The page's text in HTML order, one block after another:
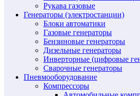
Рукава газовые
Генераторы (электростанции)
Блоки автоматики
Газовые генераторы
Бензиновые генераторы
Дизельные генераторы
Инверторные (цифровые
Сварочные генераторы
Пневмооборудование
Компрессоры